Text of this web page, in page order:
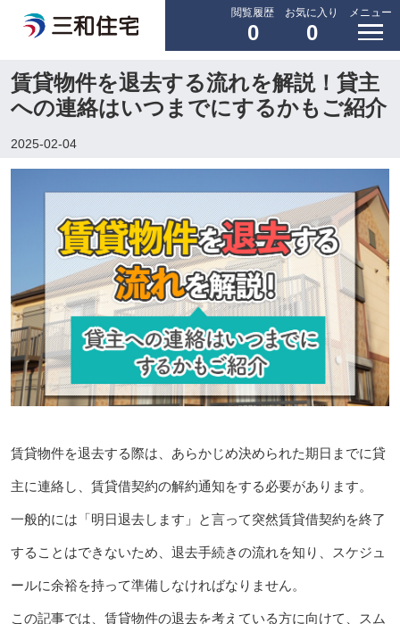
閲覧履歴
0
お気に入り
0
メニュー
賃貸物件を退去する流れを解説！貸主
への連絡はいつまでにするかもご紹介
2025-02-04
賃貸物件を退去する際は、あらかじめ決められた期日までに貸
主に連絡し、賃貸借契約の解約通知をする必要があります。
一般的には「明日退去します」と言って突然賃貸借契約を終了
することはできないため、退去手続きの流れを知り、スケジュ
ールに余裕を持って準備しなければなりません。
この記事では、賃貸物件の退去を考えている方に向けて、スム